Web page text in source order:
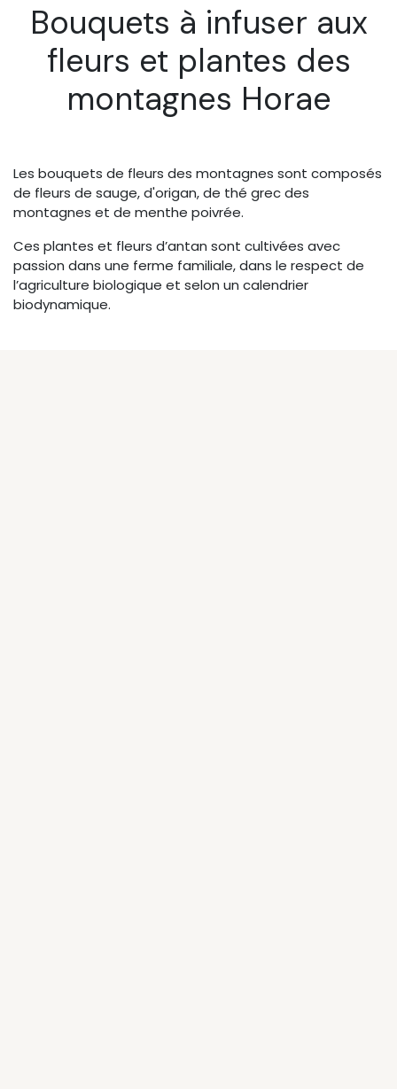
Bouquets à infuser aux
fleurs et plantes des
montagnes Horae
Les bouquets de fleurs des montagnes sont composés
de fleurs de sauge, d'origan, de thé grec des
montagnes et de menthe poivrée.
Ces plantes et fleurs d’antan sont cultivées avec
passion dans une ferme familiale, dans le respect de
l’agriculture biologique et selon un calendrier
biodynamique.